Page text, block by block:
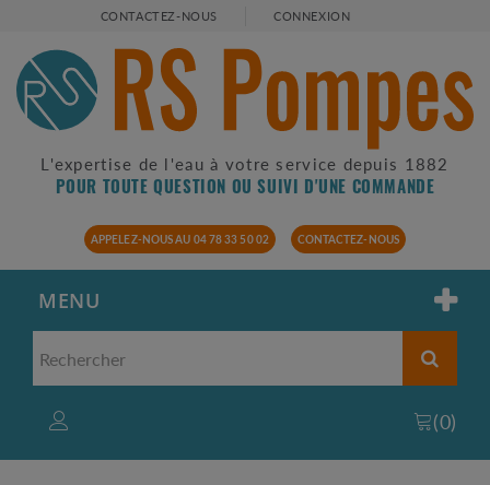
CONTACTEZ-NOUS CONNEXION
L'expertise de l'eau à votre service depuis 1882
POUR TOUTE QUESTION OU SUIVI D'UNE COMMANDE
APPELEZ-NOUS AU 04 78 33 50 02 CONTACTEZ-NOUS
MENU
(0)